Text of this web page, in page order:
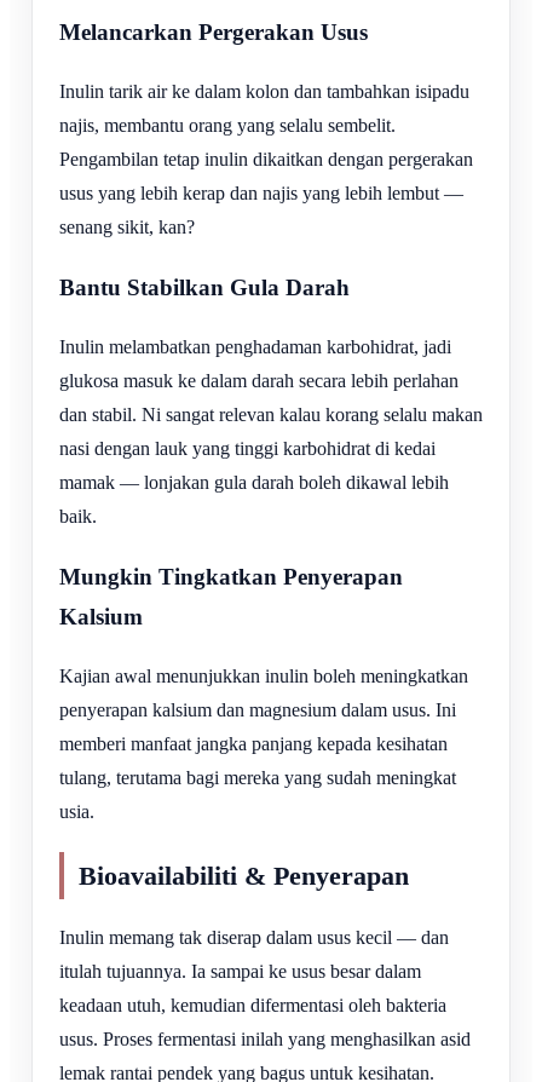
Melancarkan Pergerakan Usus
Inulin tarik air ke dalam kolon dan tambahkan isipadu
najis, membantu orang yang selalu sembelit.
Pengambilan tetap inulin dikaitkan dengan pergerakan
usus yang lebih kerap dan najis yang lebih lembut —
senang sikit, kan?
Bantu Stabilkan Gula Darah
Inulin melambatkan penghadaman karbohidrat, jadi
glukosa masuk ke dalam darah secara lebih perlahan
dan stabil. Ni sangat relevan kalau korang selalu makan
nasi dengan lauk yang tinggi karbohidrat di kedai
mamak — lonjakan gula darah boleh dikawal lebih
baik.
Mungkin Tingkatkan Penyerapan
Kalsium
Kajian awal menunjukkan inulin boleh meningkatkan
penyerapan kalsium dan magnesium dalam usus. Ini
memberi manfaat jangka panjang kepada kesihatan
tulang, terutama bagi mereka yang sudah meningkat
usia.
Bioavailabiliti & Penyerapan
Inulin memang tak diserap dalam usus kecil — dan
itulah tujuannya. Ia sampai ke usus besar dalam
keadaan utuh, kemudian difermentasi oleh bakteria
usus. Proses fermentasi inilah yang menghasilkan asid
lemak rantai pendek yang bagus untuk kesihatan.